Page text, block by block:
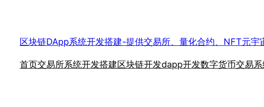
区块链DApp系统开发搭建-提供交易所、量化合约、NFT元宇
首页交易所系统开发搭建区块链开发dapp开发数字货币交易